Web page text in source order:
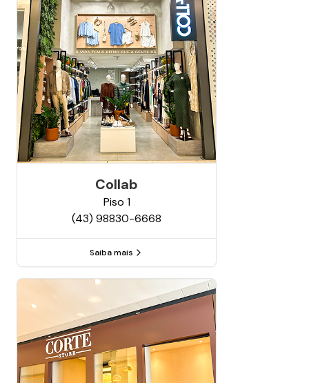
Collab
Piso 1
(43) 98830-6668
Saiba mais